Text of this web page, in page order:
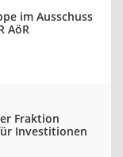
im Ausschuss
AöR
Fraktion
Investitionen